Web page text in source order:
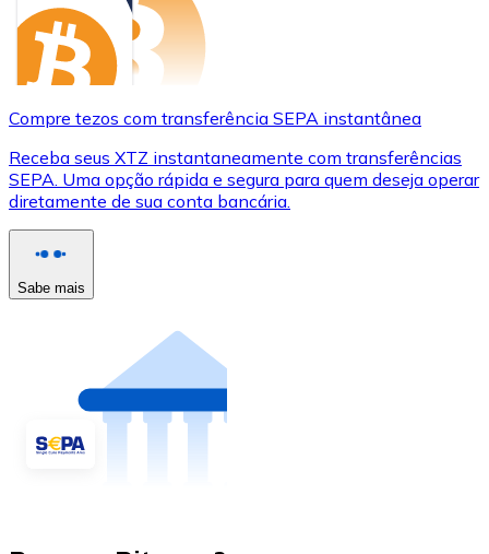
Compre tezos com transferência SEPA instantânea
Receba seus XTZ instantaneamente com transferências
SEPA. Uma opção rápida e segura para quem deseja operar
diretamente de sua conta bancária.
Sabe mais